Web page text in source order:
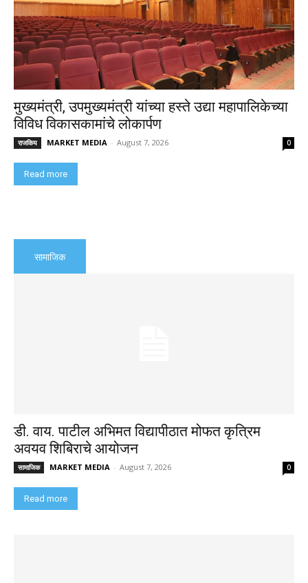
मुख्यमंत्री, उपमुख्यमंत्री यांच्या हस्ते उद्या महापालिकेच्या
विविध विकासकामांचे लोकार्पण
राजकिय MARKET MEDIA - August 7, 2026 0
Read more
सामाजिक
डी. वाय. पाटील अभिमत विद्यापीठात मोफत कृत्रिम
अवयव शिबिराचे आयोजन
सामाजिक MARKET MEDIA - August 7, 2026 0
Read more